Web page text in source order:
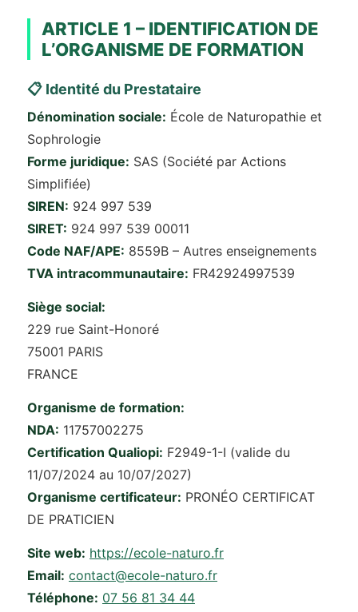
ARTICLE 1 – IDENTIFICATION DE
L’ORGANISME DE FORMATION
📋 Identité du Prestataire
Dénomination sociale: École de Naturopathie et
Sophrologie
Forme juridique: SAS (Société par Actions
Simplifiée)
SIREN: 924 997 539
SIRET: 924 997 539 00011
Code NAF/APE: 8559B – Autres enseignements
TVA intracommunautaire: FR42924997539
Siège social:
229 rue Saint-Honoré
75001 PARIS
FRANCE
Organisme de formation:
NDA: 11757002275
Certification Qualiopi: F2949-1-I (valide du
11/07/2024 au 10/07/2027)
Organisme certificateur: PRONÉO CERTIFICAT
DE PRATICIEN
Site web: https://ecole-naturo.fr
Email: contact@ecole-naturo.fr
Téléphone: 07 56 81 34 44